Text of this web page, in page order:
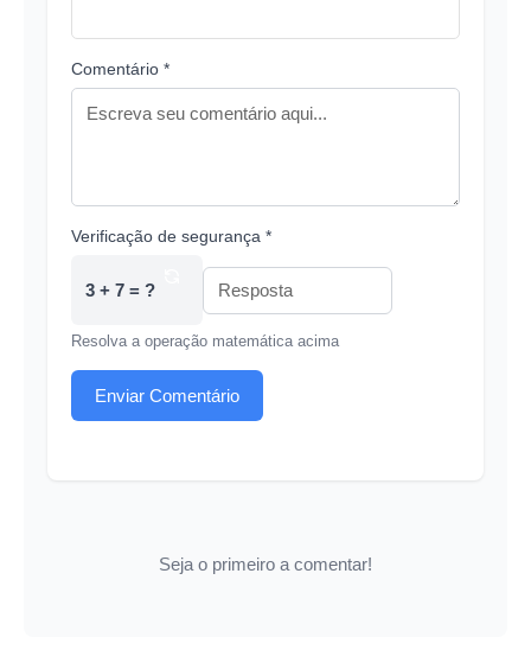
Comentário *
Verificação de segurança *
3 + 7 = ?
Resolva a operação matemática acima
Enviar Comentário
Seja o primeiro a comentar!